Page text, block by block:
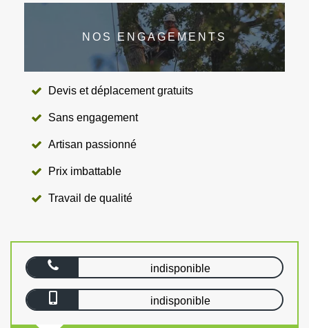
NOS ENGAGEMENTS
Devis et déplacement gratuits
Sans engagement
Artisan passionné
Prix imbattable
Travail de qualité
indisponible
indisponible